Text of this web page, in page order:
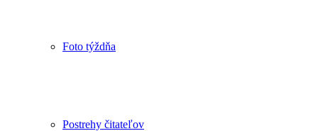
Foto týždňa
Postrehy čitateľov